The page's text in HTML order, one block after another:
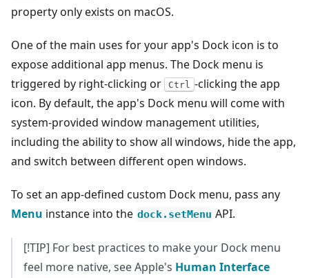
property only exists on macOS.
One of the main uses for your app's Dock icon is to
expose additional app menus. The Dock menu is
triggered by right-clicking or
Ctrl -clicking the app
icon. By default, the app's Dock menu will come with
system-provided window management utilities,
including the ability to show all windows, hide the app,
and switch between different open windows.
To set an app-defined custom Dock menu, pass any
Menu instance into the dock.setMenu API.
[!TIP] For best practices to make your Dock menu
feel more native, see Apple's Human Interface